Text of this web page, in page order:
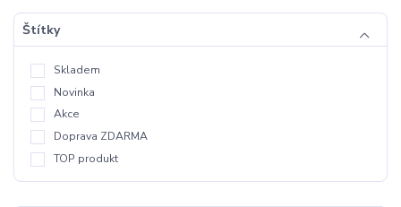
Štítky
Skladem
Novinka
Akce
Doprava ZDARMA
TOP produkt